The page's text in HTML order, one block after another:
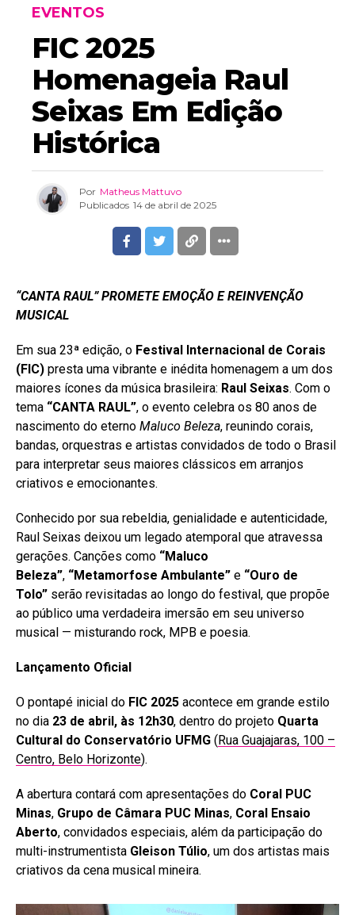
EVENTOS
FIC 2025
Homenageia Raul
Seixas Em Edição
Histórica
Por Matheus Mattuvo
Publicados 14 de abril de 2025
“CANTA RAUL” PROMETE EMOÇÃO E REINVENÇÃO
MUSICAL
Em sua 23ª edição, o Festival Internacional de Corais
(FIC) presta uma vibrante e inédita homenagem a um dos
maiores ícones da música brasileira: Raul Seixas. Com o
tema “CANTA RAUL”, o evento celebra os 80 anos de
nascimento do eterno Maluco Beleza, reunindo corais,
bandas, orquestras e artistas convidados de todo o Brasil
para interpretar seus maiores clássicos em arranjos
criativos e emocionantes.
Conhecido por sua rebeldia, genialidade e autenticidade,
Raul Seixas deixou um legado atemporal que atravessa
gerações. Canções como “Maluco
Beleza”, “Metamorfose Ambulante” e “Ouro de
Tolo” serão revisitadas ao longo do festival, que propõe
ao público uma verdadeira imersão em seu universo
musical — misturando rock, MPB e poesia.
Lançamento Oficial
O pontapé inicial do FIC 2025 acontece em grande estilo
no dia 23 de abril, às 12h30, dentro do projeto Quarta
Cultural do Conservatório UFMG (Rua Guajajaras, 100 –
Centro, Belo Horizonte).
A abertura contará com apresentações do Coral PUC
Minas, Grupo de Câmara PUC Minas, Coral Ensaio
Aberto, convidados especiais, além da participação do
multi-instrumentista Gleison Túlio, um dos artistas mais
criativos da cena musical mineira.